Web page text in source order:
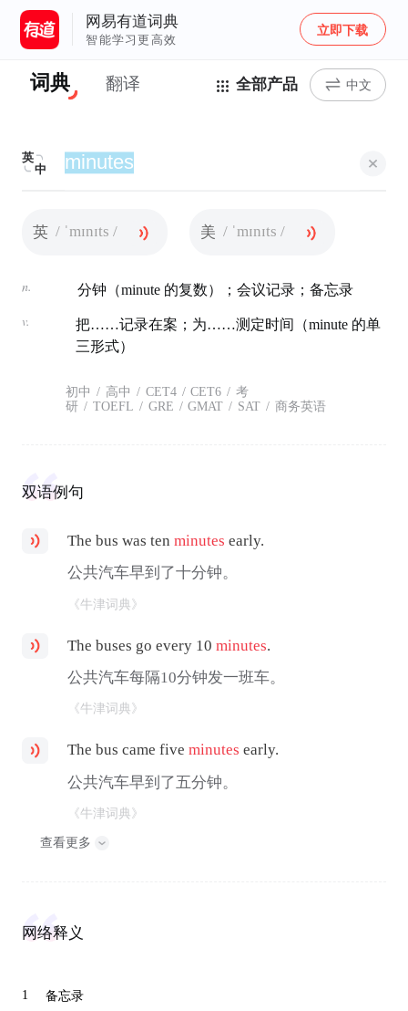
网易有道词典
智能学习更高效
立即下载
词典 翻译 全部产品 中文
英
中
英 / ˈmɪnɪts / 美 / ˈmɪnɪts /
n. 分钟（minute 的复数）；会议记录；备忘录
v.
把……记录在案；为……测定时间（minute 的单
三形式）
初中 / 高中 / CET4 / CET6 / 考
研 / TOEFL / GRE / GMAT / SAT / 商务英语
双语例句
The bus was tenminutes early.
公共汽车早到了十分钟。
《牛津词典》
The buses go every 10minutes.
公共汽车每隔10分钟发一班车。
《牛津词典》
The bus came fiveminutes early.
公共汽车早到了五分钟。
《牛津词典》
查看更多
网络释义
1 备忘录